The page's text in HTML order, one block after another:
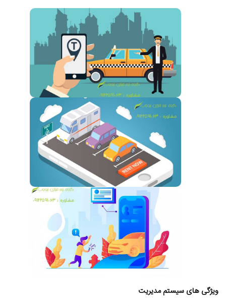
ویژگی های سیستم مدیریت